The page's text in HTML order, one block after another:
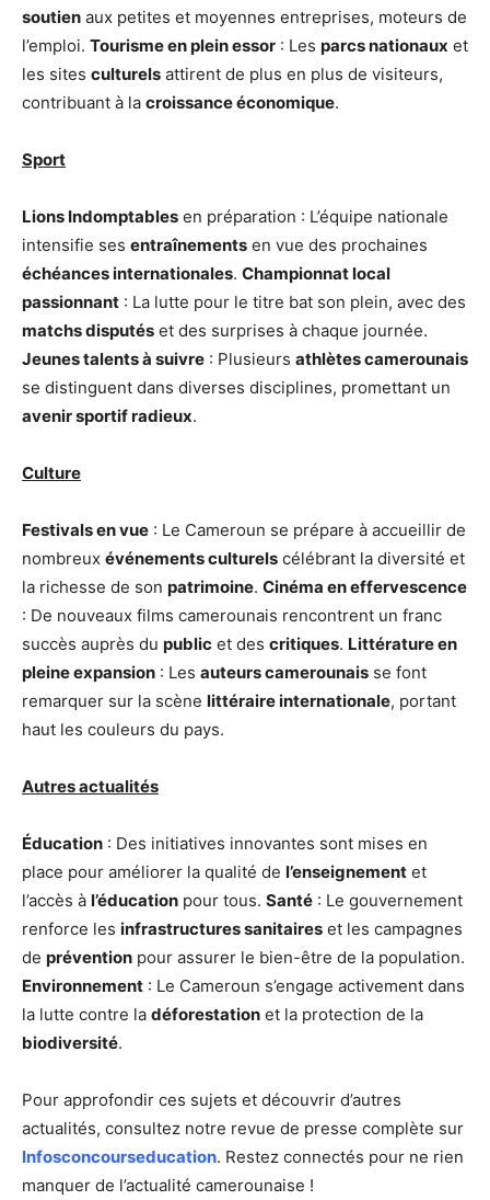
soutien aux petites et moyennes entreprises, moteurs de
l’emploi. Tourisme en plein essor : Les parcs nationaux et
les sites culturels attirent de plus en plus de visiteurs,
contribuant à la croissance économique.
Sport
Lions Indomptables en préparation : L’équipe nationale
intensifie ses entraînements en vue des prochaines
échéances internationales. Championnat local
passionnant : La lutte pour le titre bat son plein, avec des
matchs disputés et des surprises à chaque journée.
Jeunes talents à suivre : Plusieurs athlètes camerounais
se distinguent dans diverses disciplines, promettant un
avenir sportif radieux.
Culture
Festivals en vue : Le Cameroun se prépare à accueillir de
nombreux événements culturels célébrant la diversité et
la richesse de son patrimoine. Cinéma en effervescence
: De nouveaux films camerounais rencontrent un franc
succès auprès du public et des critiques. Littérature en
pleine expansion : Les auteurs camerounais se font
remarquer sur la scène littéraire internationale, portant
haut les couleurs du pays.
Autres actualités
Éducation : Des initiatives innovantes sont mises en
place pour améliorer la qualité de l’enseignement et
l’accès à l’éducation pour tous. Santé : Le gouvernement
renforce les infrastructures sanitaires et les campagnes
de prévention pour assurer le bien-être de la population.
Environnement : Le Cameroun s’engage activement dans
la lutte contre la déforestation et la protection de la
biodiversité.
Pour approfondir ces sujets et découvrir d’autres
actualités, consultez notre revue de presse complète sur
Infosconcourseducation. Restez connectés pour ne rien
manquer de l’actualité camerounaise !